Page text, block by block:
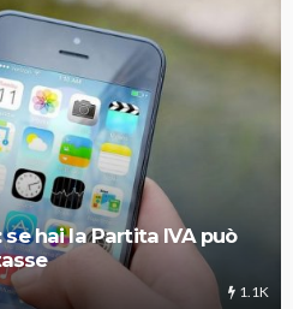
hai la Partita IVA può
1.1K